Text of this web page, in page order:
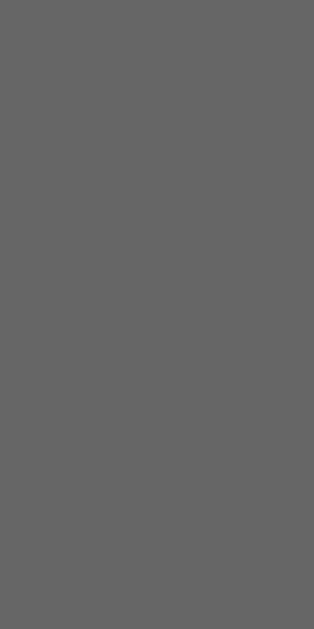
Hier finden Sie eine